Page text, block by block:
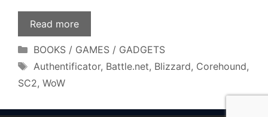
Read more
Categories
BOOKS / GAMES / GADGETS
Tags
Authentificator, Battle.net, Blizzard, Corehound,
SC2, WoW